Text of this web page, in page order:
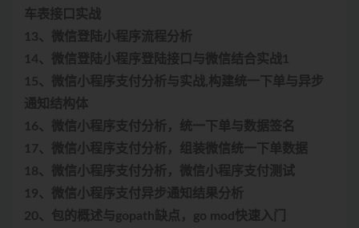
车表接口实战
13、微信登陆小程序流程分析
14、微信登陆小程序登陆接口与微信结合实战1
15、微信小程序支付分析与实战,构建统一下单与异步
通知结构体
16、微信小程序支付分析，统一下单与数据签名
17、微信小程序支付分析，组装微信统一下单数据
18、微信小程序支付分析，微信小程序支付测试
19、微信小程序支付异步通知结果分析
20、包的概述与gopath缺点，go mod快速入门